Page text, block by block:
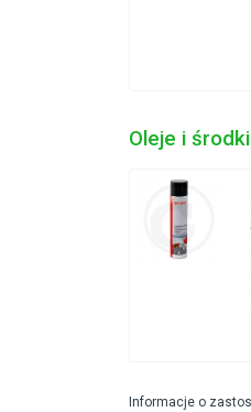
Oleje i
Informacje o